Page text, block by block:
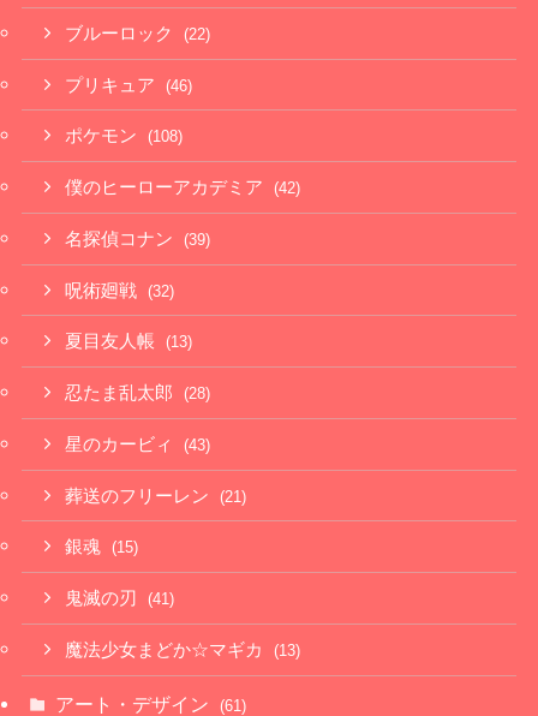
ブルーロック (22)
プリキュア (46)
ポケモン (108)
僕のヒーローアカデミア (42)
名探偵コナン (39)
呪術廻戦 (32)
夏目友人帳 (13)
忍たま乱太郎 (28)
星のカービィ (43)
葬送のフリーレン (21)
銀魂 (15)
鬼滅の刃 (41)
魔法少女まどか☆マギカ (13)
アート・デザイン (61)